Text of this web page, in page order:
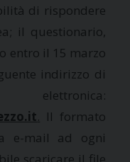
di rispondere
il questionario,
entro il 15 marzo
indirizzo di
. Il formato
e-mail ad ogni